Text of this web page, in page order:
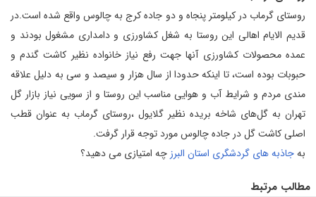
روستای گرماب در کیلومتر پنجاه و دو جاده کرج به چالوس واقع شده است.در
قدیم الایام اهالی این روستا به شغل کشاورزی و دامداری مشغول بودند و
عمده محصولات کشاورزی آنها جهت رفع نیاز خانواده نظیر کاشت گندم و
حبوبات بوده است، تا اینکه حدودا از سال هزار و سیصد و سی به دلیل علاقه
مندی مردم و شرایط آب و هوایی مناسب این روستا و از سویی نیاز بازار گل
تهران به گل‌های شاخه بریده نظیر گلایول ،روستای گرماب به عنوان قطب
اصلی کاشت گل در جاده چالوس مورد توجه قرار گرفت.
بهجاذبه های گردشگری استان البرز چه امتیازی می دهید؟
مطالب مرتبط